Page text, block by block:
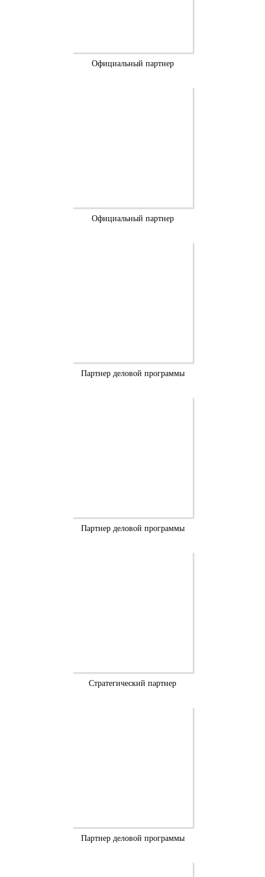
Официальный партнер
Официальный партнер
Партнер деловой программы
Партнер деловой программы
Стратегический партнер
Партнер деловой программы